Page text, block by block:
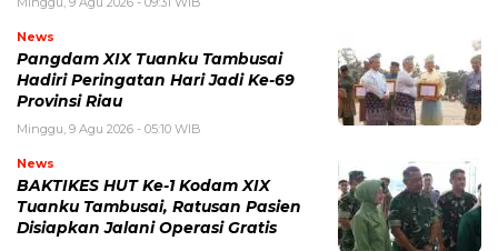
News
Pangdam XIX Tuanku Tambusai
Hadiri Peringatan Hari Jadi Ke-69
Provinsi Riau
Minggu, 9 Agu 2026 - 05:10 WIB
News
BAKTIKES HUT Ke-1 Kodam XIX
Tuanku Tambusai, Ratusan Pasien
Disiapkan Jalani Operasi Gratis